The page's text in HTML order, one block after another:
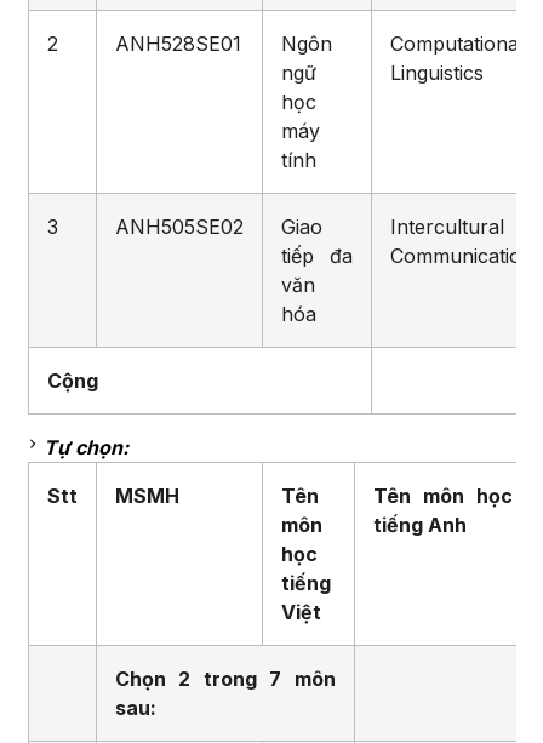
2 ANH528SE01
Ngôn
ngữ
học
máy
tính
Computational
Linguistics
3 ANH505SE02
Giao
tiếp đa
văn
hóa
Intercultural
Communication
Cộng
Tự chọn:
Stt
MSMH
Tên
môn
học
tiếng
Việt
Tên môn học
tiếng Anh
Chọn 2 trong 7 môn
sau: